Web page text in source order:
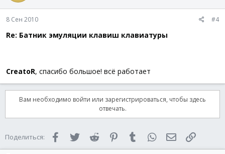
8 Сен 2010 #4
Re: Батник эмуляции клавиш клавиатуры
CreatoR, спасибо большое! всё работает
Вам необходимо войти или зарегистрироваться, чтобы здесь
отвечать.
Поделиться: FacebookTwitter Reddit PinterestTumblr WhatsAppЭлектронная